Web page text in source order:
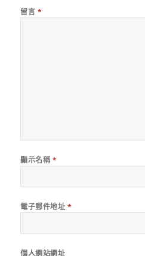
留言 *
顯示名稱 *
電子郵件地址 *
個人網站網址